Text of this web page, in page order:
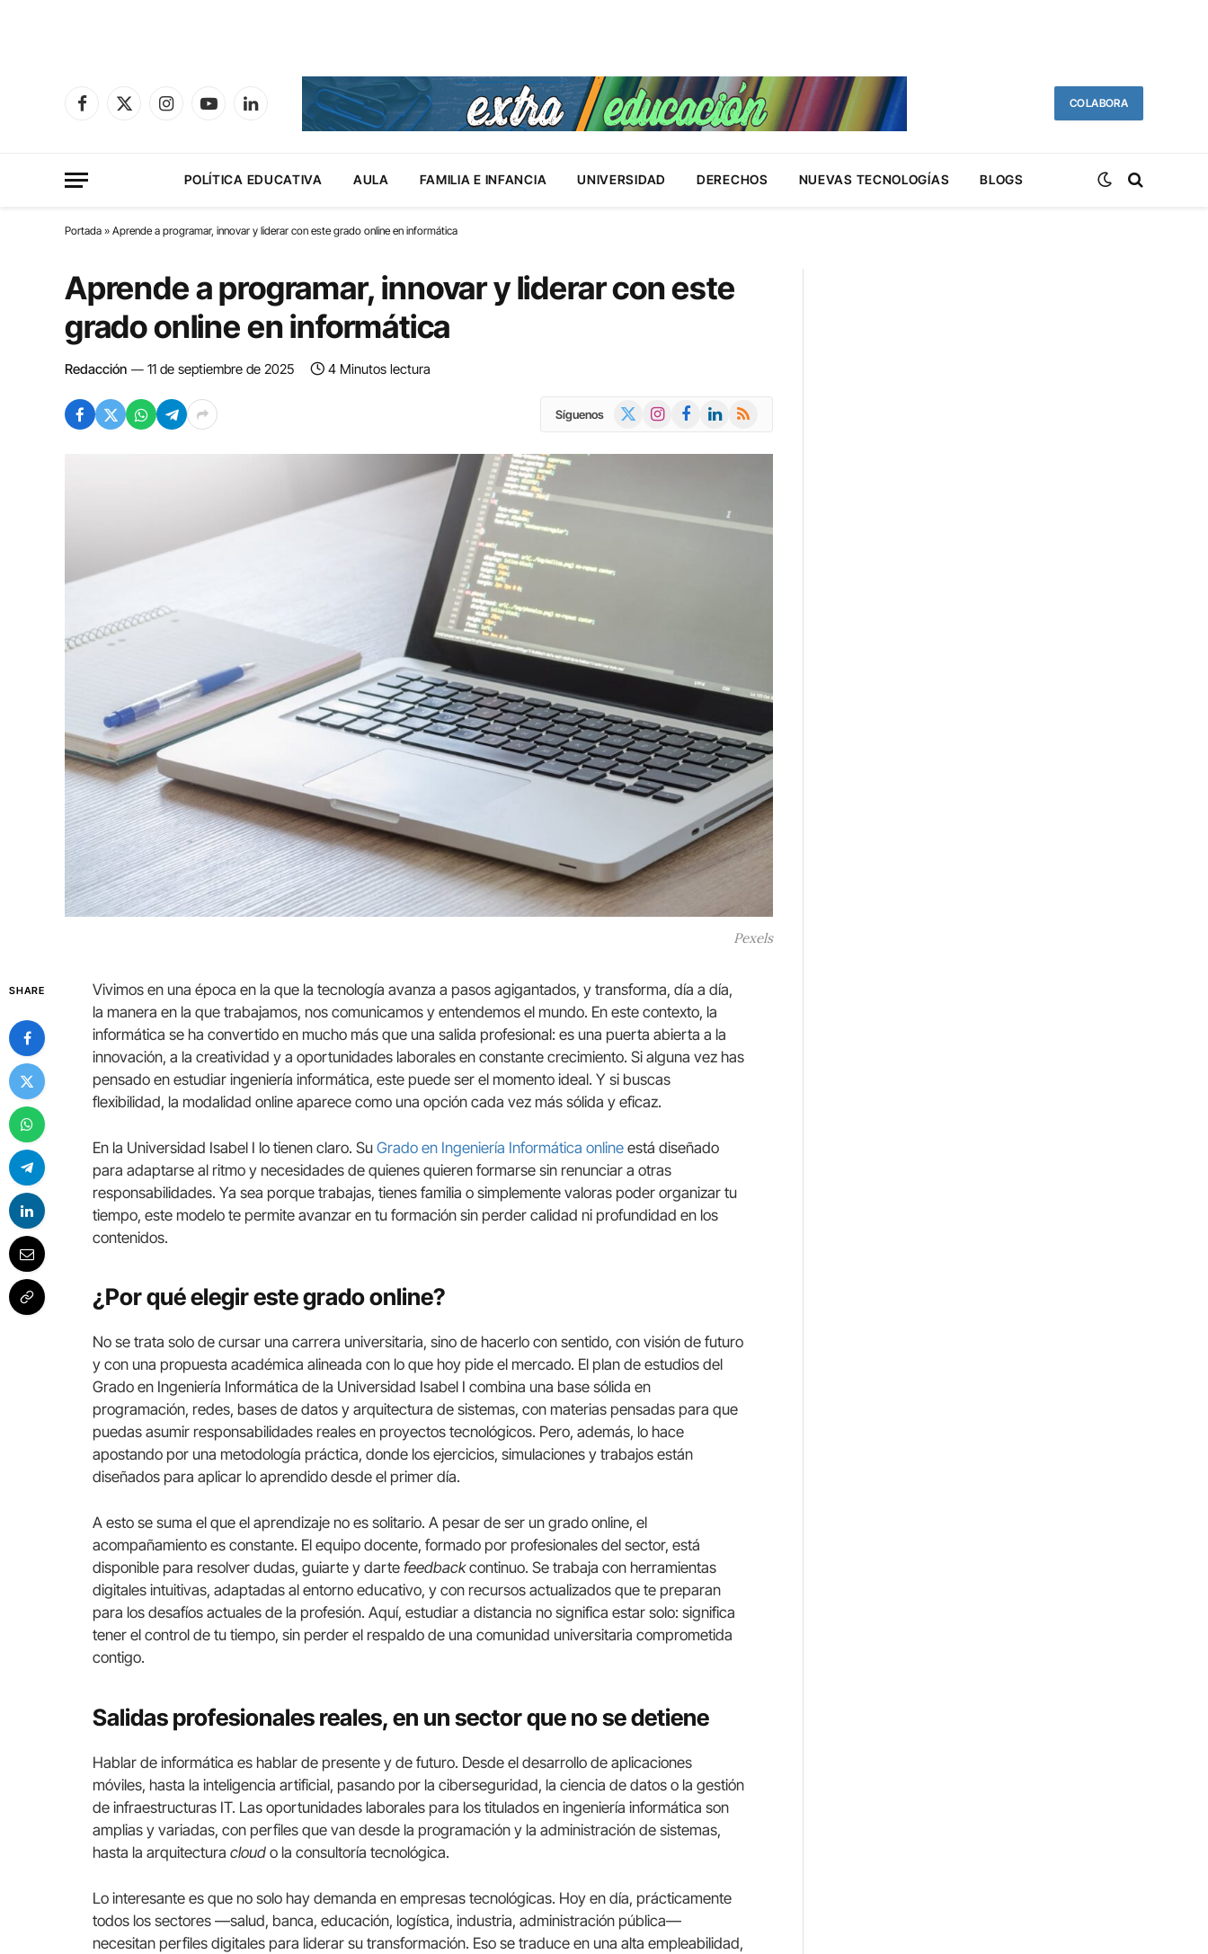
Facebook
X
InstagramYouTubeLinkedIn
COLABORA
POLÍTICA EDUCATIVA AULA FAMILIA E INFANCIA UNIVERSIDAD DERECHOS NUEVAS TECNOLOGÍAS BLOGS
Portada » Aprende a programar, innovar y liderar con este grado online en informática
Aprende a programar, innovar y liderar con este
grado online en informática
Redacción 11 de septiembre de 2025 4 Minutos lectura
Síguenos InstagramFacebookLinkedIn
RSS
Pexels
SHARE
Vivimos en una época en la que la tecnología avanza a pasos agigantados, y transforma, día a día,
la manera en la que trabajamos, nos comunicamos y entendemos el mundo. En este contexto, la
informática se ha convertido en mucho más que una salida profesional: es una puerta abierta a la
innovación, a la creatividad y a oportunidades laborales en constante crecimiento. Si alguna vez has
pensado en estudiar ingeniería informática, este puede ser el momento ideal. Y si buscas
flexibilidad, la modalidad online aparece como una opción cada vez más sólida y eficaz.
En la Universidad Isabel I lo tienen claro. Su Grado en Ingeniería Informática online está diseñado
para adaptarse al ritmo y necesidades de quienes quieren formarse sin renunciar a otras
responsabilidades. Ya sea porque trabajas, tienes familia o simplemente valoras poder organizar tu
tiempo, este modelo te permite avanzar en tu formación sin perder calidad ni profundidad en los
contenidos.
¿Por qué elegir este grado online?
No se trata solo de cursar una carrera universitaria, sino de hacerlo con sentido, con visión de futuro
y con una propuesta académica alineada con lo que hoy pide el mercado. El plan de estudios del
Grado en Ingeniería Informática de la Universidad Isabel I combina una base sólida en
programación, redes, bases de datos y arquitectura de sistemas, con materias pensadas para que
puedas asumir responsabilidades reales en proyectos tecnológicos. Pero, además, lo hace
apostando por una metodología práctica, donde los ejercicios, simulaciones y trabajos están
diseñados para aplicar lo aprendido desde el primer día.
A esto se suma el que el aprendizaje no es solitario. A pesar de ser un grado online, el
acompañamiento es constante. El equipo docente, formado por profesionales del sector, está
disponible para resolver dudas, guiarte y darte feedbackcontinuo. Se trabaja con herramientas
digitales intuitivas, adaptadas al entorno educativo, y con recursos actualizados que te preparan
para los desafíos actuales de la profesión. Aquí, estudiar a distancia no significa estar solo: significa
tener el control de tu tiempo, sin perder el respaldo de una comunidad universitaria comprometida
contigo.
Salidas profesionales reales, en un sector que no se detiene
Hablar de informática es hablar de presente y de futuro. Desde el desarrollo de aplicaciones
móviles, hasta la inteligencia artificial, pasando por la ciberseguridad, la ciencia de datos o la gestión
de infraestructuras IT. Las oportunidades laborales para los titulados en ingeniería informática son
amplias y variadas, con perfiles que van desde la programación y la administración de sistemas,
hasta la arquitectura cloud o la consultoría tecnológica.
Lo interesante es que no solo hay demanda en empresas tecnológicas. Hoy en día, prácticamente
todos los sectores —salud, banca, educación, logística, industria, administración pública—
necesitan perfiles digitales para liderar su transformación. Eso se traduce en una alta empleabilidad,